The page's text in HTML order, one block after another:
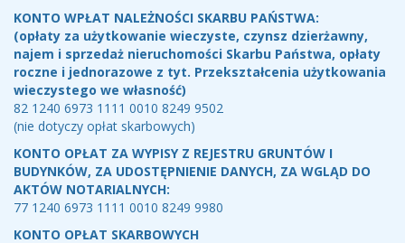
KONTO WPŁAT NALEŻNOŚCI SKARBU PAŃSTWA:
(opłaty za użytkowanie wieczyste, czynsz dzierżawny,
najem i sprzedaż nieruchomości Skarbu Państwa, opłaty
roczne i jednorazowe z tyt. Przekształcenia użytkowania
wieczystego we własność)
82 1240 6973 1111 0010 8249 9502
(nie dotyczy opłat skarbowych)
KONTO OPŁAT ZA WYPISY Z REJESTRU GRUNTÓW I
BUDYNKÓW, ZA UDOSTĘPNIENIE DANYCH, ZA WGLĄD DO
AKTÓW NOTARIALNYCH:
77 1240 6973 1111 0010 8249 9980
KONTO OPŁAT SKARBOWYCH